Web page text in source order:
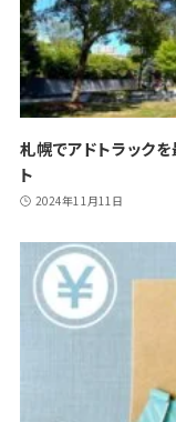
札幌でアドトラック
ト
2024年11月11日